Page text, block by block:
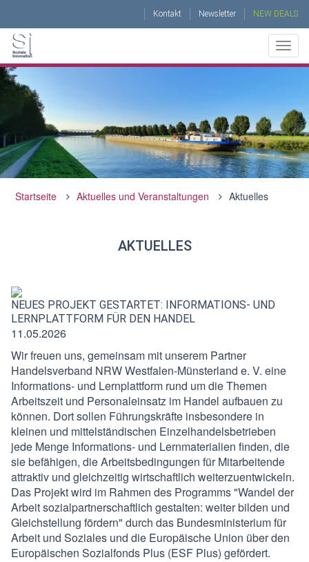
NEW DEALS
Newsletter
Kontakt
ÜBER UNS
BERATUNG
TRAININGS UND COACHING
PROJEKTE
Startseite Aktuelles und Veranstaltungen Aktuelles
AKTUELLES
NEUES PROJEKT GESTARTET: INFORMATIONS- UND
LERNPLATTFORM FÜR DEN HANDEL
11.05.2026
Wir freuen uns, gemeinsam mit unserem Partner
Handelsverband NRW Westfalen-Münsterland e. V. eine
Informations- und Lernplattform rund um die Themen
Arbeitszeit und Personaleinsatz im Handel aufbauen zu
können. Dort sollen Führungskräfte insbesondere in
kleinen und mittelständischen Einzelhandelsbetrieben
jede Menge Informations- und Lernmaterialien finden, die
sie befähigen, die Arbeitsbedingungen für Mitarbeitende
attraktiv und gleichzeitig wirtschaftlich weiterzuentwickeln.
Das Projekt wird im Rahmen des Programms "Wandel der
Arbeit sozialpartnerschaftlich gestalten: weiter bilden und
Gleichstellung fördern" durch das Bundesministerium für
Arbeit und Soziales und die Europäische Union über den
Europäischen Sozialfonds Plus (ESF Plus) gefördert.